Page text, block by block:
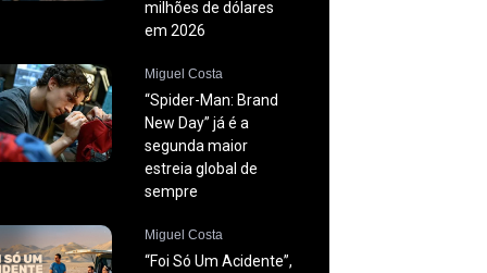
milhões de dólares
em 2026
Miguel Costa
“Spider-Man: Brand
New Day” já é a
segunda maior
estreia global de
sempre
Miguel Costa
“Foi Só Um Acidente”,